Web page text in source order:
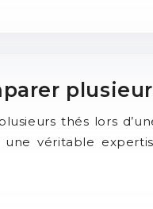
thés lors
véritable